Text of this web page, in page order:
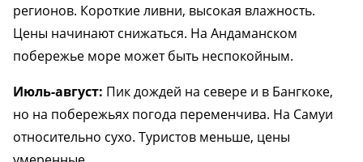
регионов. Короткие ливни, высокая влажность.
Цены начинают снижаться. На Андаманском
побережье море может быть неспокойным.
Июль-август: Пик дождей на севере и в Бангкоке,
но на побережьях погода переменчива. На Самуи
относительно сухо. Туристов меньше, цены